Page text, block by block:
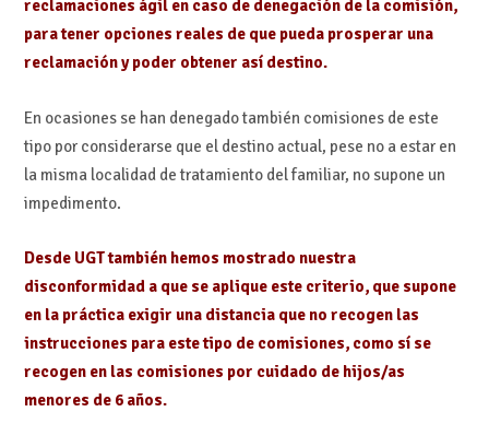
reclamaciones ágil en caso de denegación de la comisión,
para tener opciones reales de que pueda prosperar una
reclamación y poder obtener así destino.
En ocasiones se han denegado también comisiones de este
tipo por considerarse que el destino actual, pese no a estar en
la misma localidad de tratamiento del familiar, no supone un
impedimento.
Desde UGT también hemos mostrado nuestra
disconformidad a que se aplique este criterio, que supone
en la práctica exigir una distancia que no recogen las
instrucciones para este tipo de comisiones, como sí se
recogen en las comisiones por cuidado de hijos/as
menores de 6 años.